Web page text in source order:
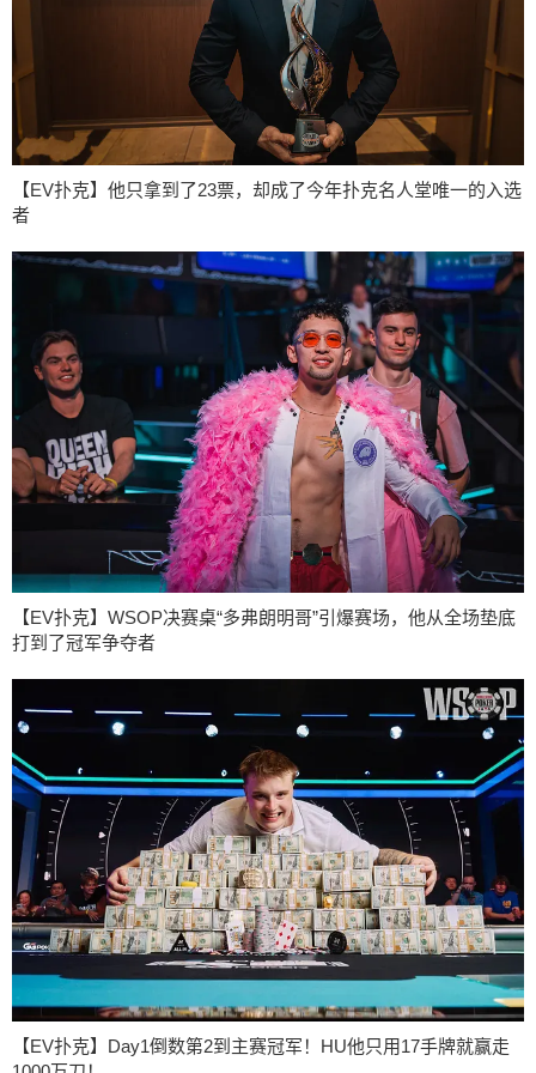
【EV扑克】他只拿到了23票，却成了今年扑克名人堂唯一的入选
者
【EV扑克】WSOP决赛桌“多弗朗明哥”引爆赛场，他从全场垫底
打到了冠军争夺者
【EV扑克】Day1倒数第2到主赛冠军！HU他只用17手牌就赢走